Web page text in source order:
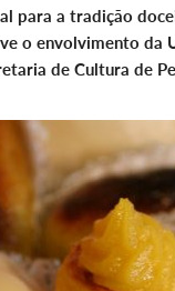
para a tradição
o envolvimento da
de Cultura de